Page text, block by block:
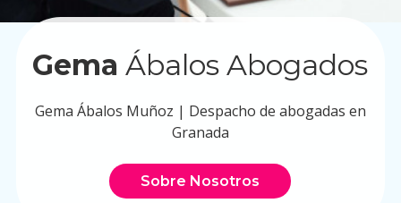
Gema Ábalos Abogados
Gema Ábalos Muñoz | Despacho de abogadas en
Granada
Sobre Nosotros